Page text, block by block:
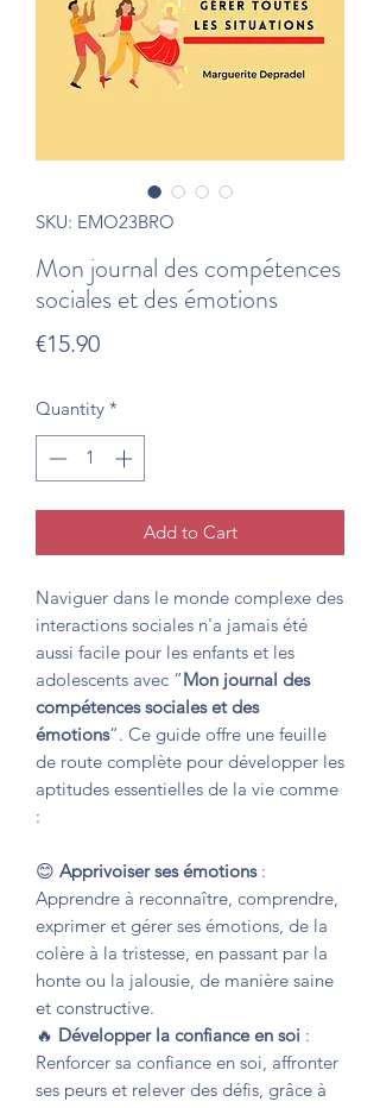
SKU: EMO23BRO
Mon journal des compétences
sociales et des émotions
€15.90Price
Quantity *
Add to Cart
Naviguer dans le monde complexe des
interactions sociales n'a jamais été
aussi facile pour les enfants et les
adolescents avec “Mon journal des
compétences sociales et des
émotions”. Ce guide offre une feuille
de route complète pour développer les
aptitudes essentielles de la vie comme
:
😊 Apprivoiser ses émotions:
Apprendre à reconnaître, comprendre,
exprimer et gérer ses émotions, de la
colère à la tristesse, en passant par la
honte ou la jalousie, de manière saine
et constructive.
🔥 Développer la confiance en soi :
Renforcer sa confiance en soi, affronter
ses peurs et relever des défis, grâce à